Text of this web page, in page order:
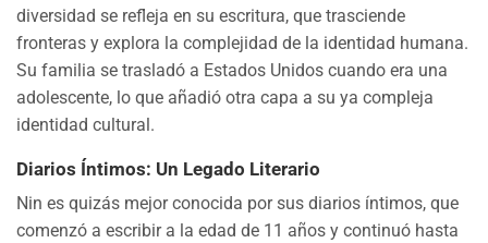
diversidad se refleja en su escritura, que trasciende
fronteras y explora la complejidad de la identidad humana.
Su familia se trasladó a Estados Unidos cuando era una
adolescente, lo que añadió otra capa a su ya compleja
identidad cultural.
Diarios Íntimos: Un Legado Literario
Nin es quizás mejor conocida por sus diarios íntimos, que
comenzó a escribir a la edad de 11 años y continuó hasta